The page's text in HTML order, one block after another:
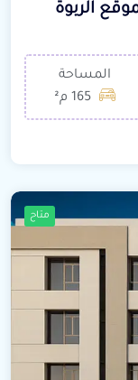
المساحة
165 م²
متاح